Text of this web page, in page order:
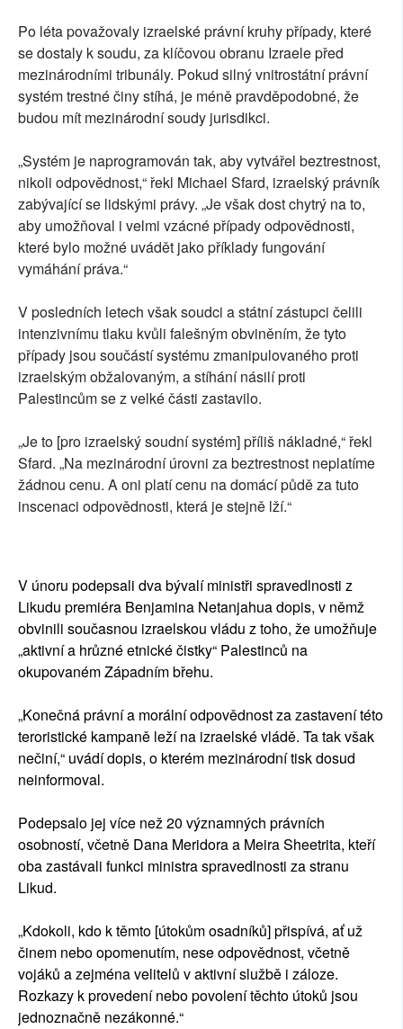
Po léta považovaly izraelské právní kruhy případy, které
se dostaly k soudu, za klíčovou obranu Izraele před
mezinárodními tribunály. Pokud silný vnitrostátní právní
systém trestné činy stíhá, je méně pravděpodobné, že
budou mít mezinárodní soudy jurisdikci.
„Systém je naprogramován tak, aby vytvářel beztrestnost,
nikoli odpovědnost,“ řekl Michael Sfard, izraelský právník
zabývající se lidskými právy. „Je však dost chytrý na to,
aby umožňoval i velmi vzácné případy odpovědnosti,
které bylo možné uvádět jako příklady fungování
vymáhání práva.“
V posledních letech však soudci a státní zástupci čelili
intenzivnímu tlaku kvůli falešným obviněním, že tyto
případy jsou součástí systému zmanipulovaného proti
izraelským obžalovaným, a stíhání násilí proti
Palestincům se z velké části zastavilo.
„Je to [pro izraelský soudní systém] příliš nákladné,“ řekl
Sfard. „Na mezinárodní úrovni za beztrestnost neplatíme
žádnou cenu. A oni platí cenu na domácí půdě za tuto
inscenaci odpovědnosti, která je stejně lží.“
V únoru podepsali dva bývalí ministři spravedlnosti z
Likudu premiéra Benjamina Netanjahua dopis, v němž
obvinili současnou izraelskou vládu z toho, že umožňuje
„aktivní a hrůzné etnické čistky“ Palestinců na
okupovaném Západním břehu.
„Konečná právní a morální odpovědnost za zastavení této
teroristické kampaně leží na izraelské vládě. Ta tak však
nečiní,“ uvádí dopis, o kterém mezinárodní tisk dosud
neinformoval.
Podepsalo jej více než 20 významných právních
osobností, včetně Dana Meridora a Meira Sheetrita, kteří
oba zastávali funkci ministra spravedlnosti za stranu
Likud.
„Kdokoli, kdo k těmto [útokům osadníků] přispívá, ať už
činem nebo opomenutím, nese odpovědnost, včetně
vojáků a zejména velitelů v aktivní službě i záloze.
Rozkazy k provedení nebo povolení těchto útoků jsou
jednoznačně nezákonné.“